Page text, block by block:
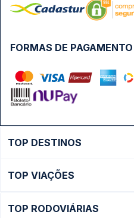
FORMAS DE PAGAMENTO
TOP DESTINOS
Ônibus São Paulo
TOP VIAÇÕES
TOP RODOVIÁRIAS